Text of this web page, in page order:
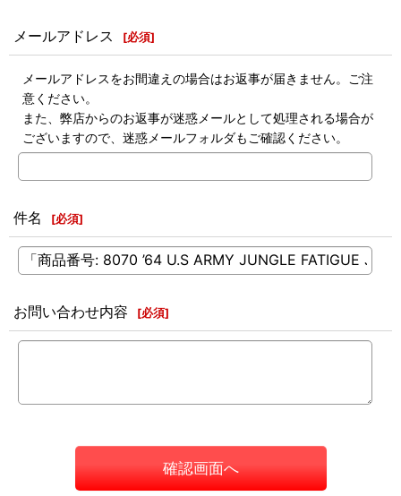
メールアドレス [必須]
メールアドレスをお間違えの場合はお返事が届きません。ご注
意ください。
また、弊店からのお返事が迷惑メールとして処理される場合が
ございますので、迷惑メールフォルダもご確認ください。
件名 [必須]
お問い合わせ内容 [必須]
確認画面へ